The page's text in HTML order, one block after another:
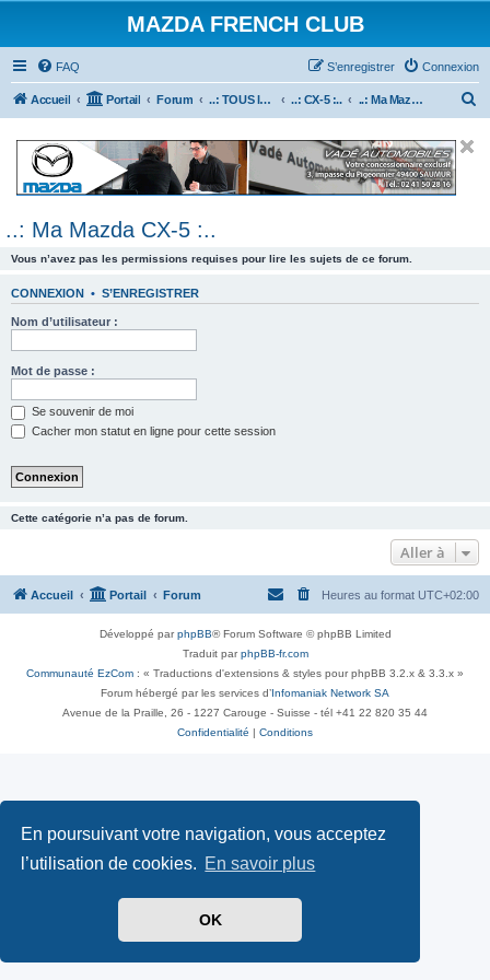
En poursuivant votre navigation, vous acceptez
l’utilisation de cookies. En savoir plus
OK
MAZDA FRENCH CLUB
FAQ Connexion
S’enregistrer
Accueil Portail Forum ..: TOUS les Véhicules MAZDA :.. ..: CX-5 :.. ..: Ma Mazda CX-5 :..
e
..: Ma Mazda CX-5 :..
Vous n’avez pas les permissions requises pour lire les sujets de ce forum.
CONNEXION • S’ENREGISTRER
Nom d’utilisateur :
Mot de passe :
Se souvenir de moi
Cacher mon statut en ligne pour cette session
Cette catégorie n’a pas de forum.
Aller à
Accueil Portail Forum Heures au format UTC+02:00
Développé parphpBB® Forum Software © phpBB Limited
Traduit parphpBB-fr.com
Communauté EzCom : « Traductions d'extensions & styles pour phpBB 3.2.x & 3.3.x »
Forum hébergé par les services d’ Infomaniak Network SA
Avenue de la Praille, 26 - 1227 Carouge - Suisse - tél +41 22 820 35 44
Confidentialité
Conditions